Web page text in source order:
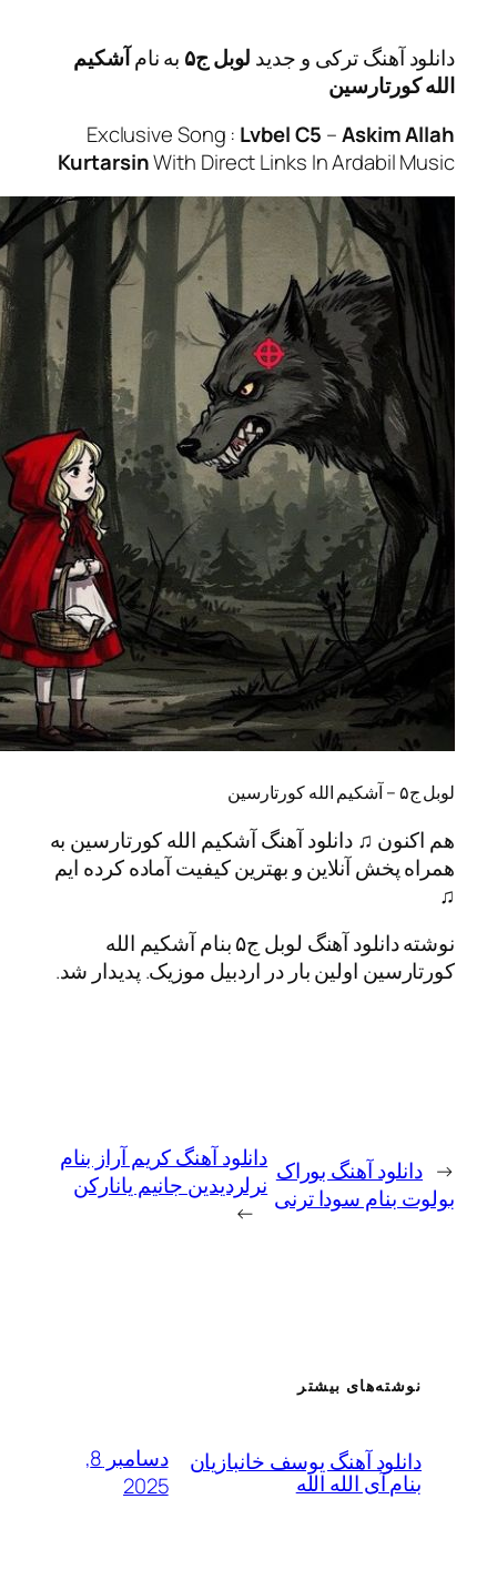
ترکی و جدیدلوبل ج۵ به نامآشکیم
Exclusive Song :Lvbel C5–
KurtarsinWith Direct Links In
♫ دانلود آهنگ آشکیم الله کورتارسین به
آنلاین و بهترین کیفیت آماده کرده ایم
نوشته دانلود آهنگ لوبل ج۵ بنام آشکیم الله
اولین بار در اردبیل موزیک. پدیدار شد.
آهنگ بوراک
سودا ترنی
دانلود آهنگ کریم آراز بنام
نرلردیدین جانیم یانارکن
→
بیشتر
آهنگ یوسف خانبازیان
آی الله الله